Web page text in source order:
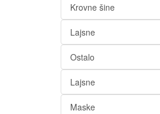
Krovne šine
Lajsne
Ostalo
Lajsne
Maske